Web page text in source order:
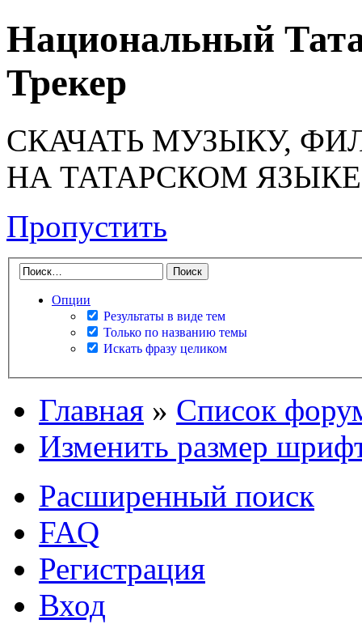
Национальный
Трекер
СКАЧАТЬ МУЗЫКУ,
НА ТАТАРСКОМ ЯЗЫКЕ
Пропустить
Опции
Результаты в виде тем
Только по названию темы
Искать фразу целиком
Главная » Список
Изменить размер
Расширенный поиск
FAQ
Регистрация
Вход